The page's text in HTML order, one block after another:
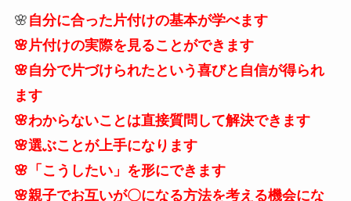
🌸 自分に合った片付けの基本が学べます
🌸片付けの実際を見ることができます
🌸自分で片づけられたという喜びと自信が得られ
ます
🌸わからないことは直接質問して解決できます
🌸選ぶことが上手になります
🌸「こうしたい」を形にできます
🌸親子でお互いが〇になる方法を考える機会にな